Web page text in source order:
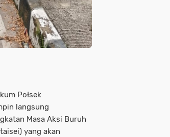
Połsek
langsung
Masa Aksi Buruh
yang akan